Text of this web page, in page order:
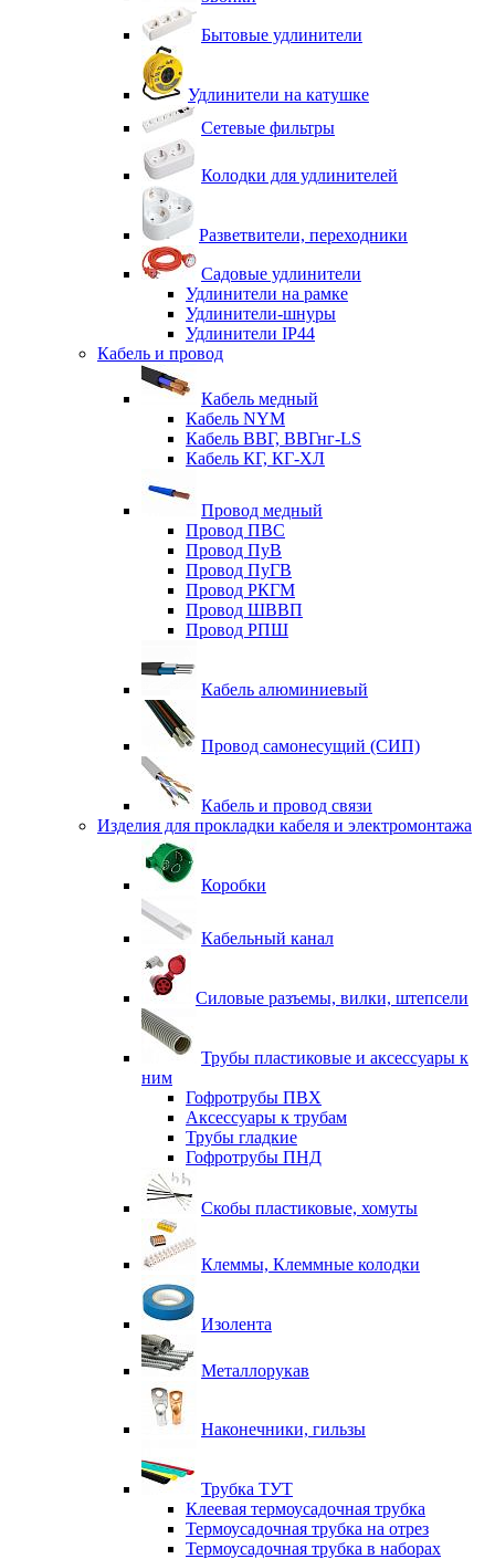
Бытовые удлинители
Удлинители на катушке
Сетевые фильтры
Колодки для удлинителей
Разветвители, переходники
Садовые удлинители
Удлинители на рамке
Удлинители-шнуры
Удлинители IP44
Кабель и провод
Кабель медный
Кабель NYM
Кабель ВВГ, ВВГнг-LS
Кабель КГ, КГ-ХЛ
Провод медный
Провод ПВС
Провод ПуВ
Провод ПуГВ
Провод РКГМ
Провод ШВВП
Провод РПШ
Кабель алюминиевый
Провод самонесущий (СИП)
Кабель и провод связи
Изделия для прокладки кабеля и электромонтажа
Коробки
Кабельный канал
Силовые разъемы, вилки, штепсели
Трубы пластиковые и аксессуары к
ним
Гофротрубы ПВХ
Аксессуары к трубам
Трубы гладкие
Гофротрубы ПНД
Скобы пластиковые, хомуты
Клеммы, Клеммные колодки
Изолента
Металлорукав
Наконечники, гильзы
Трубка ТУТ
Клеевая термоусадочная трубка
Термоусадочная трубка на отрез
Термоусадочная трубка в наборах